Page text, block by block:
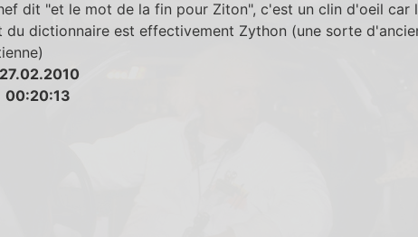
dit "et le mot de la fin pour Ziton", c'est un clin d'oeil car
du dictionnaire est effectivement Zython (une sorte
00:20:13